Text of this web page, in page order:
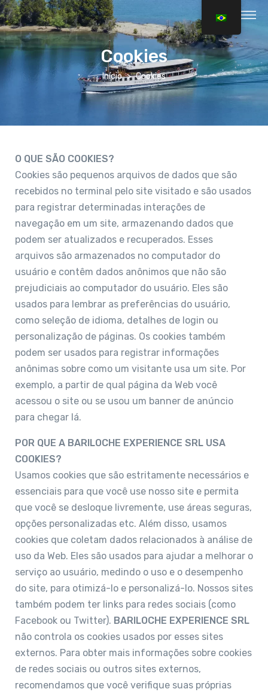
Cookies
Início Cookies
O QUE SÃO COOKIES?
Cookies são pequenos arquivos de dados que são
recebidos no terminal pelo site visitado e são usados
para registrar determinadas interações de
navegação em um site, armazenando dados que
podem ser atualizados e recuperados. Esses
arquivos são armazenados no computador do
usuário e contêm dados anônimos que não são
prejudiciais ao computador do usuário. Eles são
usados para lembrar as preferências do usuário,
como seleção de idioma, detalhes de login ou
personalização de páginas. Os cookies também
podem ser usados para registrar informações
anônimas sobre como um visitante usa um site. Por
exemplo, a partir de qual página da Web você
acessou o site ou se usou um banner de anúncio
para chegar lá.
POR QUE A BARILOCHE EXPERIENCE SRL USA
COOKIES?
Usamos cookies que são estritamente necessários e
essenciais para que você use nosso site e permita
que você se desloque livremente, use áreas seguras,
opções personalizadas etc. Além disso, usamos
cookies que coletam dados relacionados à análise de
uso da Web. Eles são usados para ajudar a melhorar o
serviço ao usuário, medindo o uso e o desempenho
do site, para otimizá-lo e personalizá-lo. Nossos sites
também podem ter links para redes sociais (como
Facebook ou Twitter). BARILOCHE EXPERIENCE SRL
não controla os cookies usados por esses sites
externos. Para obter mais informações sobre cookies
de redes sociais ou outros sites externos,
recomendamos que você verifique suas próprias